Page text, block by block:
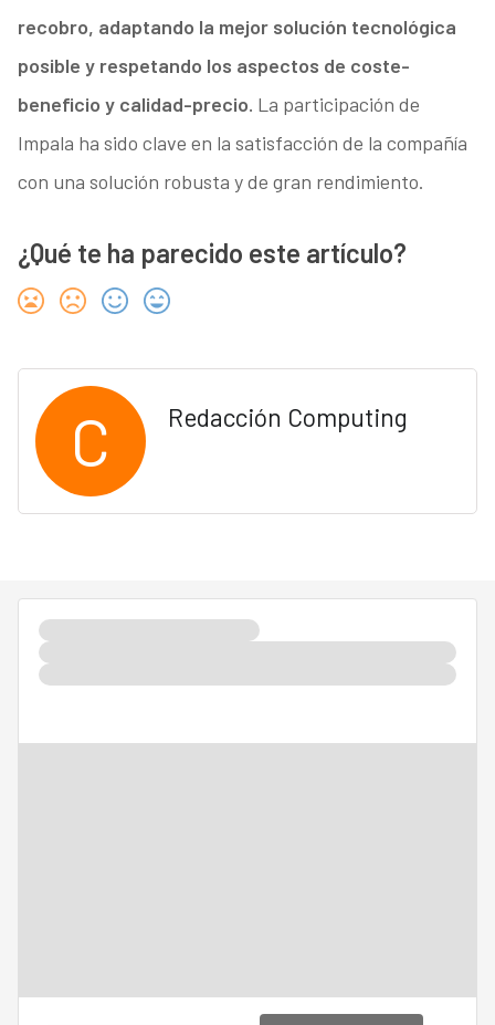
recobro, adaptando la mejor solución tecnológica
posible y respetando los aspectos de coste-
beneficio y calidad-precio. La participación de
Impala ha sido clave en la satisfacción de la compañía
con una solución robusta y de gran rendimiento.
¿Qué te ha parecido este artículo?
C Redacción Computing